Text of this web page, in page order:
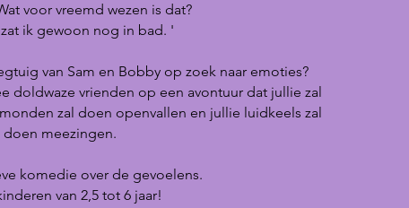
voor vreemd wezen is dat?
ik gewoon nog in bad. '
van Sam en Bobby op zoek naar emoties?
doldwaze vrienden op een avontuur dat jullie zal
zal doen openvallen en jullie luidkeels zal
doen meezingen.
komedie over de gevoelens.
van 2,5 tot 6 jaar!